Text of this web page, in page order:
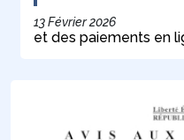
13 Février 2026
et des paiements en